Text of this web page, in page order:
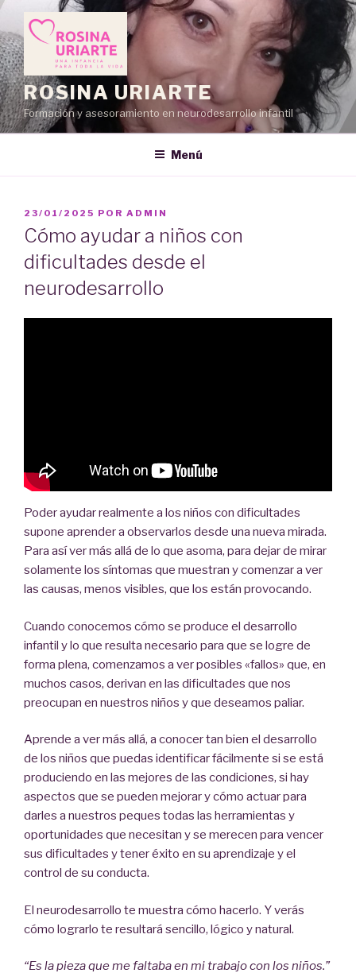
Saltar
al
contenido
ROSINA URIARTE
Formación y asesoramiento en neurodesarrollo infantil
Menú
PUBLICADO
EL
23/01/2025 POR ADMIN
Cómo ayudar a niños con
dificultades desde el
neurodesarrollo
Poder ayudar realmente a los niños con dificultades
supone aprender a observarlos desde una nueva mirada.
Para así ver más allá de lo que asoma, para dejar de mirar
solamente los síntomas que muestran y comenzar a ver
las causas, menos visibles, que los están provocando.
Cuando conocemos cómo se produce el desarrollo
infantil y lo que resulta necesario para que se logre de
forma plena, comenzamos a ver posibles «fallos» que, en
muchos casos, derivan en las dificultades que nos
preocupan en nuestros niños y que deseamos paliar.
Aprende a ver más allá, a conocer tan bien el desarrollo
de los niños que puedas identificar fácilmente si se está
produciendo en las mejores de las condiciones, si hay
aspectos que se pueden mejorar y cómo actuar para
darles a nuestros peques todas las herramientas y
oportunidades que necesitan y se merecen para vencer
sus dificultades y tener éxito en su aprendizaje y el
control de su conducta.
El neurodesarrollo te muestra cómo hacerlo. Y verás
cómo lograrlo te resultará sencillo, lógico y natural.
“Es la pieza que me faltaba en mi trabajo con los niños.”